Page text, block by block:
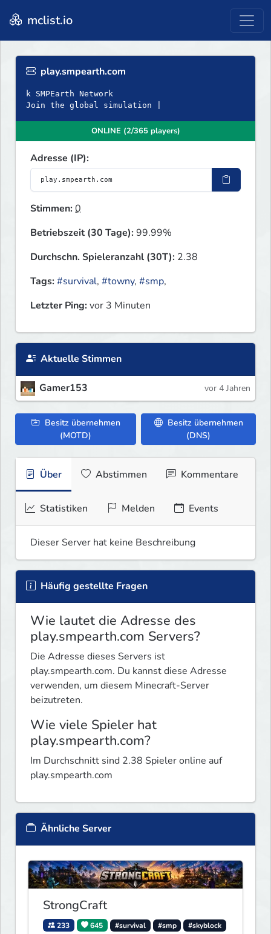
mclist.io
play.smpearth.com
k SMPEarth Network
Join the global simulation |
ONLINE (2/365 players)
Adresse (IP):
Stimmen:0
Betriebszeit (30 Tage):99.99%
Durchschn. Spieleranzahl (30T): 2.38
Tags:#survival, #towny, #smp,
Letzter Ping:vor 3 Minuten
Aktuelle Stimmen
Gamer153 vor 4 Jahren
Besitz übernehmen
(MOTD)
Besitz übernehmen
(DNS)
Über Abstimmen Kommentare
Statistiken Melden Events
Dieser Server hat keine Beschreibung
Häufig gestellte Fragen
Wie lautet die Adresse des
play.smpearth.com Servers?
Die Adresse dieses Servers ist
play.smpearth.com. Du kannst diese Adresse
verwenden, um diesem Minecraft-Server
beizutreten.
Wie viele Spieler hat
play.smpearth.com?
Im Durchschnitt sind 2.38 Spieler online auf
play.smpearth.com
Ähnliche Server
StrongCraft
233 645 #survival #smp
#skyblock